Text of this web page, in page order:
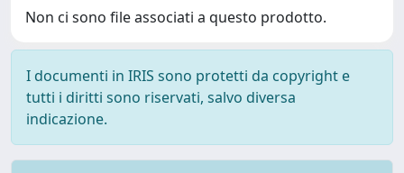
Non ci sono file associati a questo prodotto.
I documenti in IRIS sono protetti da copyright e
tutti i diritti sono riservati, salvo diversa
indicazione.